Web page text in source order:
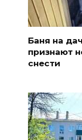
Баня на
признают
снести